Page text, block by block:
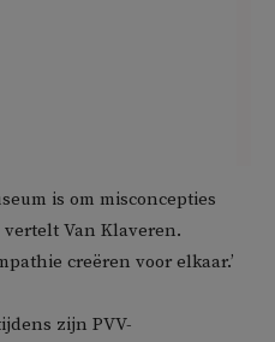
is om misconcepties
vertelt Van Klaveren.
creëren voor elkaar.’
zijn PVV-